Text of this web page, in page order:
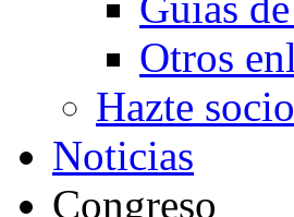
Otros
Hazte
Noticias
Congreso